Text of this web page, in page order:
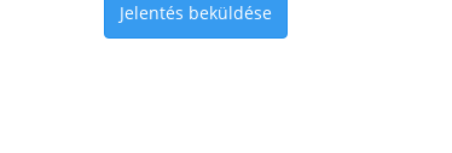
Jelentés beküldése